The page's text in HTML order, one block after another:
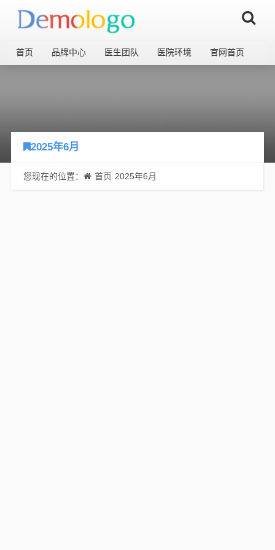
首页 品牌中心 医生团队 医院环境 官网首页
2025年6月
您现在的位置： 首页 2025年6月